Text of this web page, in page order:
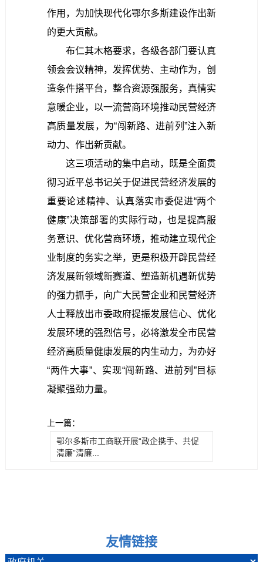
作用，为加快现代化鄂尔多斯建设作出新
的更大贡献。
布仁其木格要求，各级各部门要认真
领会会议精神，发挥优势、主动作为，创
造条件搭平台，整合资源强服务，真情实
意暖企业，以一流营商环境推动民营经济
高质量发展，为“闯新路、进前列”注入新
动力、作出新贡献。
这三项活动的集中启动，既是全面贯
彻习近平总书记关于促进民营经济发展的
重要论述精神、认真落实市委促进“两个
健康”决策部署的实际行动，也是提高服
务意识、优化营商环境，推动建立现代企
业制度的务实之举，更是积极开辟民营经
济发展新领域新赛道、塑造新机遇新优势
的强力抓手，向广大民营企业和民营经济
人士释放出市委政府提振发展信心、优化
发展环境的强烈信号，必将激发全市民营
经济高质量健康发展的内生动力，为办好
“两件大事”、实现“闯新路、进前列”目标
凝聚强劲力量。
上一篇：
鄂尔多斯市工商联开展“政企携手、共促
清廉”清廉...
友情链接